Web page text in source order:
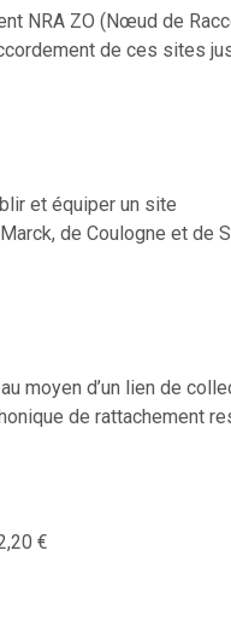
NRA ZO (Nœud de
de ces sites
et équiper un site
de Coulogne et de
moyen d’un lien de
de rattachement
€